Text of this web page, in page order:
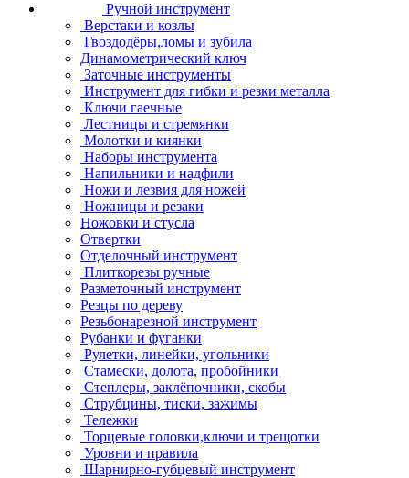
Ручной инструмент
Верстаки и козлы
Гвоздодёры,ломы и зубила
Динамометрический ключ
Заточные инструменты
Инструмент для гибки и резки металла
Ключи гаечные
Лестницы и стремянки
Молотки и киянки
Наборы инструмента
Напильники и надфили
Ножи и лезвия для ножей
Ножницы и резаки
Ножовки и стусла
Отвертки
Отделочный инструмент
Плиткорезы ручные
Разметочный инструмент
Резцы по дереву
Резьбонарезной инструмент
Рубанки и фуганки
Рулетки, линейки, угольники
Стамески, долота, пробойники
Степлеры, заклёпочники, скобы
Струбцины, тиски, зажимы
Тележки
Торцевые головки,ключи и трещотки
Уровни и правила
Шарнирно-губцевый инструмент